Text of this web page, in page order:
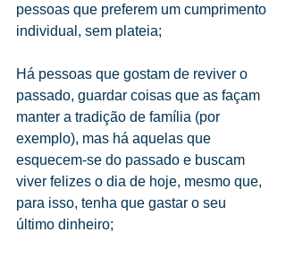
pessoas que preferem um cumprimento
individual, sem plateia;
Há pessoas que gostam de reviver o
passado, guardar coisas que as façam
manter a tradição de família (por
exemplo), mas há aquelas que
esquecem-se do passado e buscam
viver felizes o dia de hoje, mesmo que,
para isso, tenha que gastar o seu
último dinheiro;